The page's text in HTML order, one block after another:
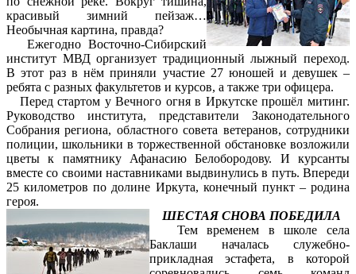
красивый зимний пейзаж…
Необычная картина, правда?
Ежегодно Восточно-Сибирский
институт МВД организует традиционный лыжный переход.
В этот раз в нём приняли участие 27 юношей и девушек –
ребята с разных факультетов и курсов, а также три офицера.
Перед стартом у Вечного огня в Иркутске прошёл митинг.
Руководство института, представители Законодательного
Собрания региона, областного совета ветеранов, сотрудники
полиции, школьники в торжественной обстановке возложили
цветы к памятнику Афанасию Белобородову. И курсанты
вместе со своими наставниками выдвинулись в путь. Впереди
25 километров по долине Иркута, конечный пункт – родина
героя.
ШЕСТАЯ СНОВА ПОБЕДИЛА
Тем временем в школе села
Баклаши началась служебно-
прикладная эстафета, в которой